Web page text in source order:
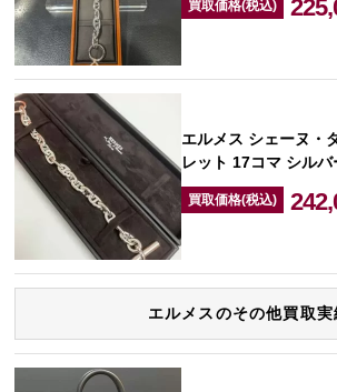
買取価格(税込)
エルメス シェーヌ・
レット 17コマ シルバ
買取価格(税込)
エルメスのその他買取実